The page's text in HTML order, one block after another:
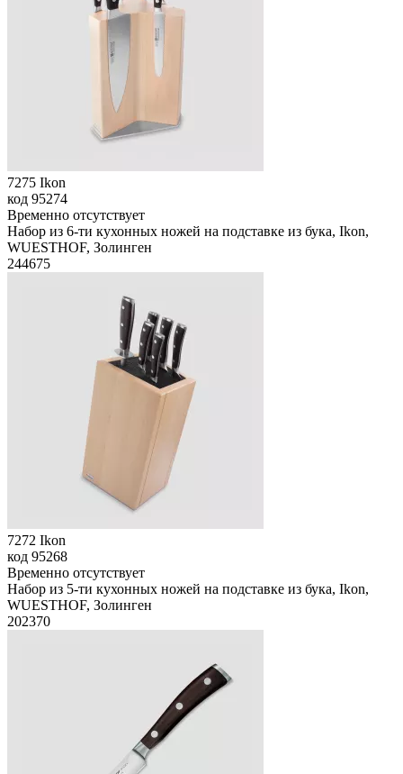
7275 Ikon
код 95274
Временно отсутствует
Набор из 6-ти кухонных ножей на подставке из бука, Ikon,
WUESTHOF, Золинген
244675
7272 Ikon
код 95268
Временно отсутствует
Набор из 5-ти кухонных ножей на подставке из бука, Ikon,
WUESTHOF, Золинген
202370